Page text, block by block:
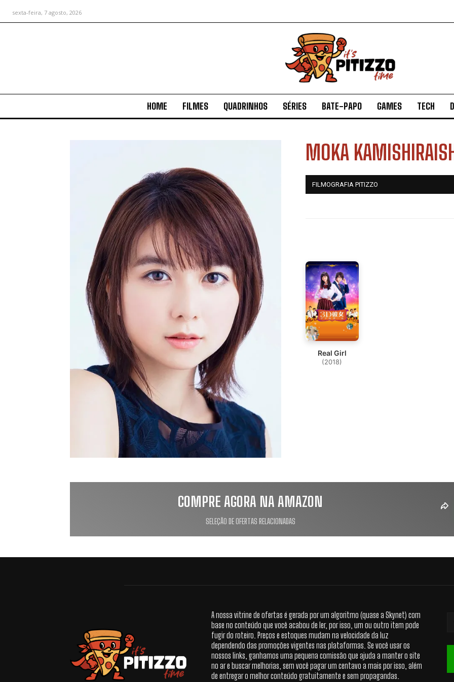
sexta-feira, 7 agosto, 2026
HOME FILMES QUADRINHOS SÉRIES BATE-PAPO GAMES TECH
MOKA KAMISHIRAISHI
FILMOGRAFIA PITIZZO
Real Girl
(2018)
COMPRE AGORA NA AMAZON
SELEÇÃO DE OFERTAS RELACIONADAS
A nossa vitrine de ofertas é gerada por um algoritmo (quase a Skynet) com
base no conteúdo que você acabou de ler, por isso, um ou outro item pode
fugir do roteiro. Preços e estoques mudam na velocidade da luz
dependendo das promoções vigentes nas plataformas. Se você usar os
nossos links, ganhamos uma pequena comissão que ajuda a manter o site
no ar e buscar melhorias, sem você pagar um centavo a mais por isso, além
de entregar o melhor conteúdo gratuitamente e sem propagandas.